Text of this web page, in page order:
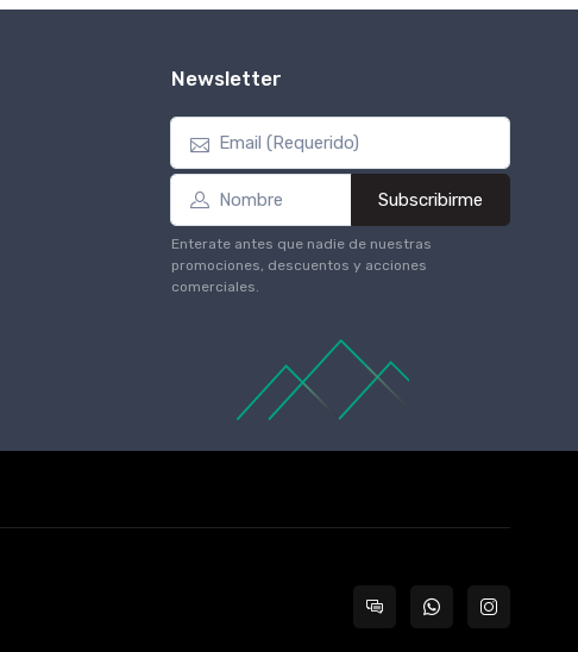
Newsletter
Subscribirme
Enterate antes que nadie de nuestras
promociones, descuentos y acciones
comerciales.